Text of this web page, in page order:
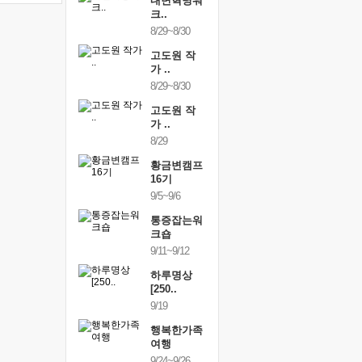
크..
8/29~8/30
고도원 작
가 ..
8/29~8/30
고도원 작
가 ..
8/29
황금변캠프
16기
9/5~9/6
통증잡는워
크숍
9/11~9/12
하루명상
[250..
9/19
행복한가족
여행